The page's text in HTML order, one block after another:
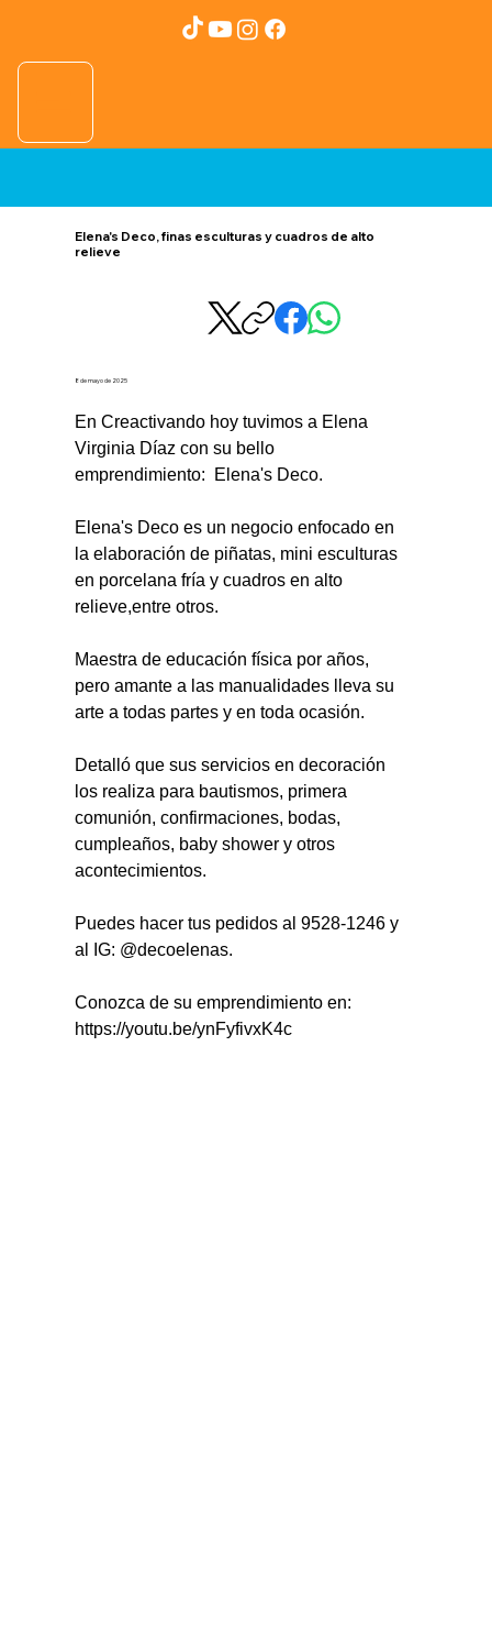
Elena's Deco, finas esculturas y cuadros de alto
relieve
8 de mayo de 2025
En Creactivando hoy tuvimos a Elena
Virginia Díaz con su bello
emprendimiento:  Elena's Deco.
Elena's Deco es un negocio enfocado en
la elaboración de piñatas, mini esculturas
en porcelana fría y cuadros en alto
relieve,entre otros.
Maestra de educación física por años,
pero amante a las manualidades lleva su
arte a todas partes y en toda ocasión.
Detalló que sus servicios en decoración
los realiza para bautismos, primera
comunión, confirmaciones, bodas,
cumpleaños, baby shower y otros
acontecimientos.
Puedes hacer tus pedidos al 9528-1246 y
al IG: @decoelenas.
Conozca de su emprendimiento en:
https://youtu.be/ynFyfivxK4c